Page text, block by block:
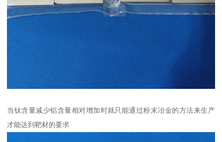
当钛含量减少铝含量相对增加时就只能通过粉末冶金的方法来生产
才能达到靶材的要求